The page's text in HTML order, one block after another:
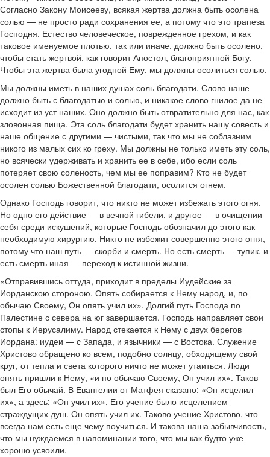
Согласно Закону Моисееву, всякая жертва должна быть осолена
солью — не просто ради сохранения ее, а потому что это трапеза
Господня. Естество человеческое, поврежденное грехом, и как
таковое именуемое плотью, так или иначе, должно быть осолено,
чтобы стать жертвой, как говорит Апостол, благоприятной Богу.
Чтобы эта жертва была угодной Ему, мы должны осолиться солью.
Мы должны иметь в наших душах соль благодати. Слово наше
должно быть с благодатью и солью, и никакое слово гнилое да не
исходит из уст наших. Оно должно быть отвратительно для нас, как
зловонная пища. Эта соль благодати будет хранить нашу совесть и
наше общение с другими — чистыми, так что мы не соблазним
никого из малых сих ко греху. Мы должны не только иметь эту соль,
но всячески удерживать и хранить ее в себе, ибо если соль
потеряет свою соленость, чем мы ее поправим? Кто не будет
осолен солью Божественной благодати, осолится огнем.
Однако Господь говорит, что никто не может избежать этого огня.
Но одно его действие — в вечной гибели, и другое — в очищении
себя среди искушений, которые Господь обозначил до этого как
необходимую хирургию. Никто не избежит совершенно этого огня,
потому что наш путь — скорби и смерть. Но есть смерть — тупик, и
есть смерть иная — переход к истинной жизни.
«Отправившись оттуда, приходит в пределы Иудейские за
Иорданскою стороною. Опять собирается к Нему народ, и, по
обычаю Своему, Он опять учил их». Долгий путь Господа по
Палестине с севера на юг завершается. Господь направляет свои
стопы к Иерусалиму. Народ стекается к Нему с двух берегов
Иордана: иудеи — с Запада, и язычники — с Востока. Служение
Христово обращено ко всем, подобно солнцу, обходящему свой
круг, от тепла и света которого ничто не может утаиться. Люди
опять пришли к Нему, «и по обычаю Своему, Он учил их». Таков
был Его обычай. В Евангелии от Матфея сказано: «Он исцелил
их», а здесь: «Он учил их». Его учение было исцелением
страждущих душ. Он опять учил их. Таково учение Христово, что
всегда нам есть еще чему поучиться. И такова наша забывчивость,
что мы нуждаемся в напоминании того, что мы как будто уже
хорошо усвоили.